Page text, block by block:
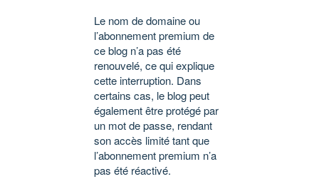
Le nom de domaine ou
l’abonnement premium de
ce blog n’a pas été
renouvelé, ce qui explique
cette interruption. Dans
certains cas, le blog peut
également être protégé par
un mot de passe, rendant
son accès limité tant que
l’abonnement premium n’a
pas été réactivé.